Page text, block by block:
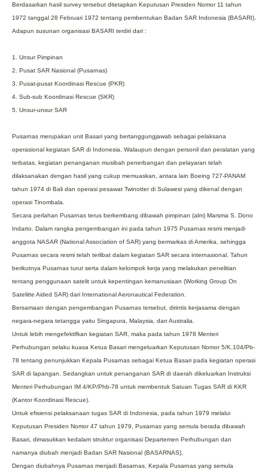
Berdasarkan hasil survey tersebut ditetapkan Keputusan Presiden Nomor 11 tahun
1972 tanggal 28 Februari 1972 tentang pembentukan Badan SAR Indonesia (BASARI).
Adapun susunan organisasi BASARI terdiri dari :
1. Unsur Pimpinan
2. Pusat SAR Nasional (Pusarnas)
3. Pusat-pusat Koordinasi Rescue (PKR)
4. Sub-sub Koordinasi Rescue (SKR)
5. Unsur-unsur SAR
Pusarnas merupakan unit Basari yang bertanggungjawab sebagai pelaksana
operasional kegiatan SAR di Indonesia. Walaupun dengan personil dan peralatan yang
terbatas, kegiatan penanganan musibah penerbangan dan pelayaran telah
dilaksanakan dengan hasil yang cukup memuaskan, antara lain Boeing 727-PANAM
tahun 1974 di Bali dan operasi pesawat Twinotter di Sulawesi yang dikenal dengan
operasi Tinombala.
Secara perlahan Pusarnas terus berkembang dibawah pimpinan (alm) Marsma S. Dono
Indarto. Dalam rangka pengembangan ini pada tahun 1975 Pusarnas resmi menjadi
anggota NASAR (National Association of SAR) yang bermarkas di Amerika, sehingga
Pusarnas secara resmi telah terlibat dalam kegiatan SAR secara internasional. Tahun
berikutnya Pusarnas turut serta dalam kelompok kerja yang melakukan penelitian
tentang penggunaan satelit untuk kepentingan kemanusiaan (Working Group On
Satelitte Aided SAR) dari International Aeronautical Federation.
Bersamaan dengan pengembangan Pusarnas tersebut, dirintis kerjasama dengan
negara-negara tetangga yaitu Singapura, Malaysia, dan Australia.
Untuk lebih mengefektifkan kegiatan SAR, maka pada tahun 1978 Menteri
Perhubungan selaku kuasa Ketua Basari mengeluarkan Keputusan Nomor 5/K.104/Pb-
78 tentang penunjukkan Kepala Pusarnas sebagai Ketua Basari pada kegiatan operasi
SAR di lapangan. Sedangkan untuk penanganan SAR di daerah dikeluarkan Instruksi
Menteri Perhubungan IM 4/KP/Phb-78 untuk membentuk Satuan Tugas SAR di KKR
(Kantor Koordinasi Rescue).
Untuk efisiensi pelaksanaan tugas SAR di Indonesia, pada tahun 1979 melalui
Keputusan Presiden Nomor 47 tahun 1979, Pusarnas yang semula berada dibawah
Basari, dimasukkan kedalam struktur organisasi Departemen Perhubungan dan
namanya diubah menjadi Badan SAR Nasional (BASARNAS).
Dengan diubahnya Pusarnas menjadi Basarnas, Kepala Pusarnas yang semula